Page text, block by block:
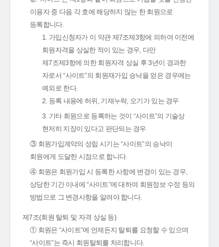
이용자 중 다음 각 호에 해당하지 않는 한 회원으로
등록합니다.
1. 가입신청자가 이 약관 제7조제3항에 의하여 이전에
회원자격을 상실한 적이 있는 경우, 다만
제7조제3항에 의한 회원자격 상실 후 3년이 경과한
자로서 “사이트”의 회원재가입 승낙을 얻은 경우에는
예외로 한다.
2. 등록 내용에 허위, 기재누락, 오기가 있는 경우
3. 기타 회원으로 등록하는 것이 “사이트”의 기술상
현저히 지장이 있다고 판단되는 경우
③ 회원가입계약의 성립 시기는 “사이트”의 승낙이
회원에게 도달한 시점으로 합니다.
④ 회원은 회원가입 시 등록한 사항에 변경이 있는 경우,
상당한 기간 이내에 “사이트”에 대하여 회원정보 수정 등의
방법으로 그 변경사항을 알려야 합니다.
제7조(회원 탈퇴 및 자격 상실 등)
① 회원은 “사이트”에 언제든지 탈퇴를 요청할 수 있으며
“사이트”는 즉시 회원탈퇴를 처리합니다.